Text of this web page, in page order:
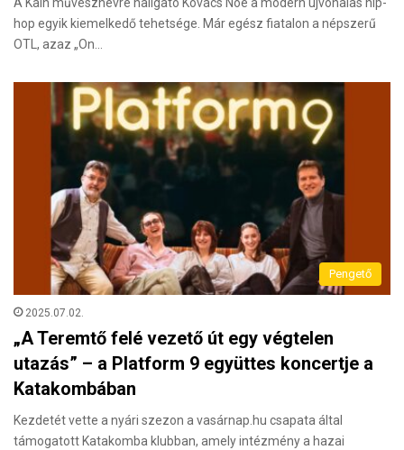
hop egyik kiemelkedő tehetsége. Már egész fiatalon a népszerű
OTL, azaz „On…
Pengető
2025.07.02.
„A Teremtő felé vezető út egy végtelen
utazás” – a Platform 9 együttes koncertje a
Katakombában
Kezdetét vette a nyári szezon a vasárnap.hu csapata által
támogatott Katakomba klubban, amely intézmény a hazai